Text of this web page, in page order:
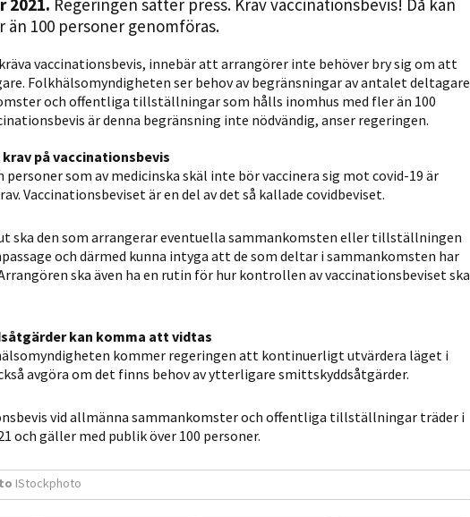
2021. Regeringen sätter press. Krav vaccinationsbevis! Då kan
100 personer genomföras.
vaccinationsbevis, innebär att arrangörer inte behöver bry sig om att
Folkhälsomyndigheten ser behov av begränsningar av antalet deltagare
och offentliga tillställningar som hålls inomhus med fler än 100
är denna begränsning inte nödvändig, anser regeringen.
på vaccinationsbevis
personer som av medicinska skäl inte bör vaccinera sig mot covid-19 är
Vaccinationsbeviset är en del av det så kallade covidbeviset.
ska den som arrangerar eventuella sammankomsten eller tillställningen
och därmed kunna intyga att de som deltar i sammankomsten har
ska även ha en rutin för hur kontrollen av vaccinationsbeviset ska
kan komma att vidtas
kommer regeringen att kontinuerligt utvärdera läget i
avgöra om det finns behov av ytterligare smittskyddsåtgärder.
vid allmänna sammankomster och offentliga tillställningar träder i
och gäller med publik över 100 personer.
IStockphoto
kunna
förbättra
hemsidans
funktionalitet
uppbyggnad,
baserat på
används.
prestera så
bra som
möjligt under
ditt besök.
de här